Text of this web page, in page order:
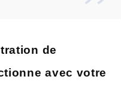
de
avec votre